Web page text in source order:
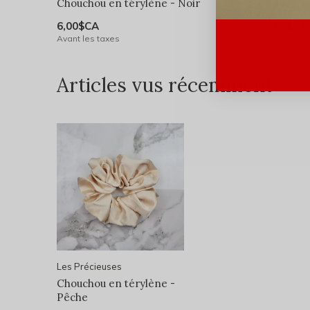
Chouchou en térylène - Noir
6,00$CA
Avant les taxes
Articles vus récemment
Les Précieuses
Chouchou en térylène -
Pêche